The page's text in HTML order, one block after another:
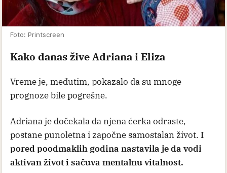
Foto: Printscreen
Kako danas žive Adriana i Eliza
Vreme je, međutim, pokazalo da su mnoge
prognoze bile pogrešne.
Adriana je dočekala da njena ćerka odraste,
postane punoletna i započne samostalan život. I
pored poodmaklih godina nastavila je da vodi
aktivan život i sačuva mentalnu vitalnost.